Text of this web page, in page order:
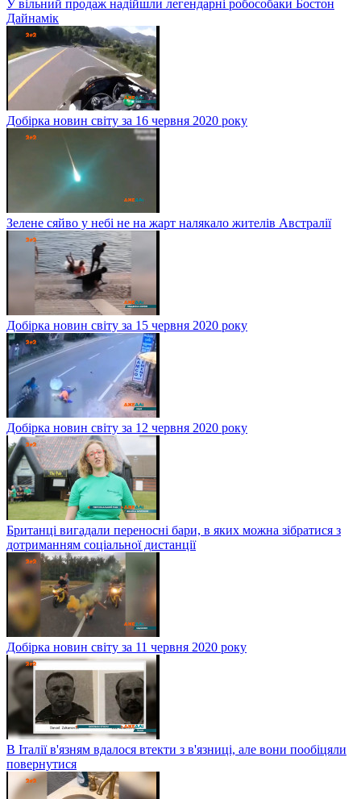
У вільний продаж надійшли легендарні робособаки Бостон
Дайнамік
Добірка новин світу за 16 червня 2020 року
Зелене сяйво у небі не на жарт налякало жителів Австралії
Добірка новин світу за 15 червня 2020 року
Добірка новин світу за 12 червня 2020 року
Британці вигадали переносні бари, в яких можна зібратися з
дотриманням соціальної дистанції
Добірка новин світу за 11 червня 2020 року
В Італії в'язням вдалося втекти з в'язниці, але вони пообіцяли
повернутися